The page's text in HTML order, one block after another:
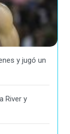
y jugó un
River y